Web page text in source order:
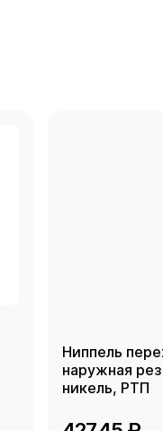
Ниппель
наружная
никель, РТП